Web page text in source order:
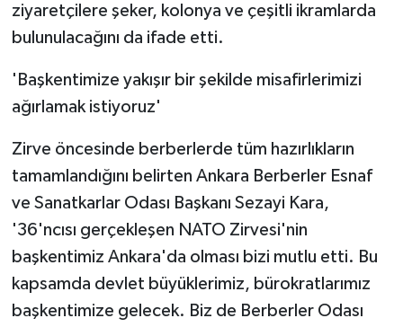
ziyaretçilere şeker, kolonya ve çeşitli ikramlarda
bulunulacağını da ifade etti.
'Başkentimize yakışır bir şekilde misafirlerimizi
ağırlamak istiyoruz'
Zirve öncesinde berberlerde tüm hazırlıkların
tamamlandığını belirten Ankara Berberler Esnaf
ve Sanatkarlar Odası Başkanı Sezayi Kara,
'36'ncısı gerçekleşen NATO Zirvesi'nin
başkentimiz Ankara'da olması bizi mutlu etti. Bu
kapsamda devlet büyüklerimiz, bürokratlarımız
başkentimize gelecek. Biz de Berberler Odası